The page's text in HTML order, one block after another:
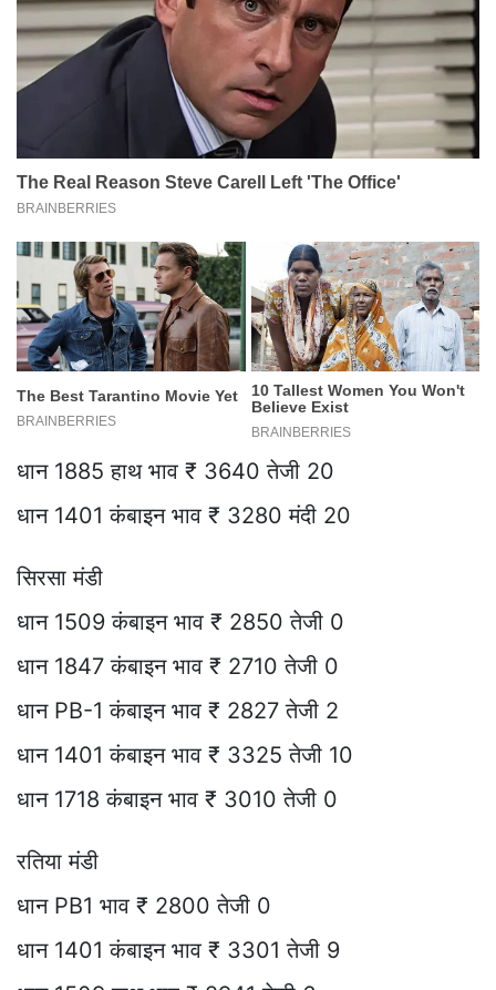
धान 1885 हाथ भाव ₹ 3640 तेजी 20
धान 1401 कंबाइन भाव ₹ 3280 मंदी 20
सिरसा मंडी
धान 1509 कंबाइन भाव ₹ 2850 तेजी 0
धान 1847 कंबाइन भाव ₹ 2710 तेजी 0
धान PB-1 कंबाइन भाव ₹ 2827 तेजी 2
धान 1401 कंबाइन भाव ₹ 3325 तेजी 10
धान 1718 कंबाइन भाव ₹ 3010 तेजी 0
रतिया मंडी
धान PB1 भाव ₹ 2800 तेजी 0
धान 1401 कंबाइन भाव ₹ 3301 तेजी 9